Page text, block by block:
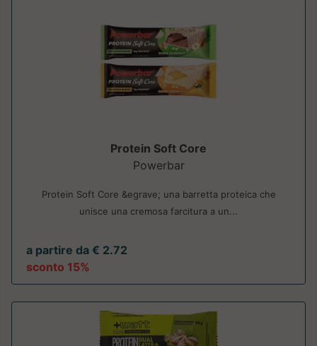
Protein Soft Core
Powerbar
Protein Soft Core &egrave; una barretta proteica che
unisce una cremosa farcitura a un...
a partire da € 2.72
sconto 15%